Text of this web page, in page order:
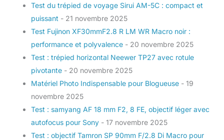
Test du trépied de voyage Sirui AM-5C : compact et
puissant - 21 novembre 2025
Test Fujinon XF30mmF2.8 R LM WR Macro noir :
performance et polyvalence - 20 novembre 2025
Test : trépied horizontal Neewer TP27 avec rotule
pivotante - 20 novembre 2025
Matériel Photo Indispensable pour Blogueuse - 19
novembre 2025
Test : samyang AF 18 mm F2, 8 FE, objectif léger avec
autofocus pour Sony - 17 novembre 2025
Test : objectif Tamron SP 90mm F/2.8 Di Macro pour